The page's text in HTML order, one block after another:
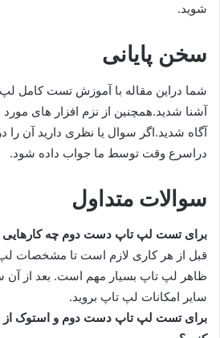
شوید.
سخن پایانی
شما دراین مقاله با آموزش تست کامل
آشنا شدید.همچنین از نزم افزار های
آگاه شدید.اگر سوال یا نظری دارید آن را
دراسرع وقت توسط ما جواب داده شود.
سوالات متداول
برای تست لپ تاپ دست دوم چه کارهایی را
قبل از هر کاری لازم است تا مشخصات
ظاهر لپ تاپ بسیار مهم است. بعد از
سایر امکانات لپ تاپ بروید.
برای تست لپ تاپ دست دوم و استوک از